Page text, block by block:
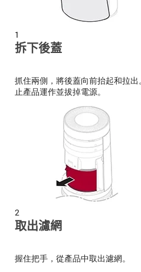
1
拆下後蓋
抓住兩側，將後蓋向前抬起和拉
止產品運作並拔掉電源。
2
取出濾網
握住把手，從產品中取出濾網。